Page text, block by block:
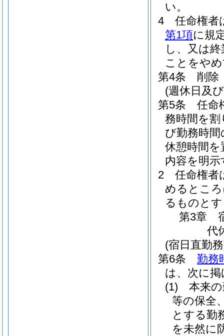
い。
4
任命権者
第1項に規
し、又は
ことをや
第4条
削除
(週休日及
第5条
任命
務時間を割
び勤務時
休憩時間
内容を明
2
任命権者
めるとこ
るものと
第3章
代
(宿日直勤
第6条
勤務
は、次に
(1)
本来
等の保全
とする勤
を未然に